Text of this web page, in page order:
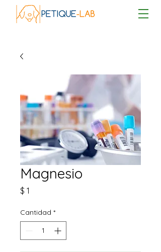
Magnesio
$ 1
Cantidad *